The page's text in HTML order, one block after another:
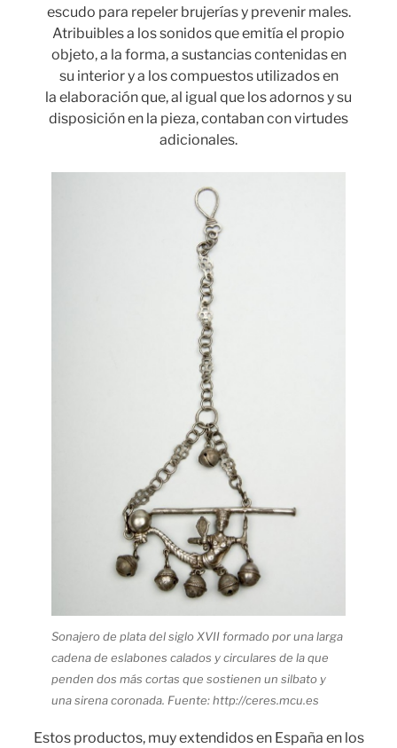
escudo para repeler brujerías y prevenir males.
Atribuibles a los sonidos que emitía el propio
objeto, a la forma, a sustancias contenidas en
su interior y a los compuestos utilizados en
la elaboración que, al igual que los adornos y su
disposición en la pieza, contaban con virtudes
adicionales.
Sonajero de plata del siglo XVII formado por una larga
cadena de eslabones calados y circulares de la que
penden dos más cortas que sostienen un silbato y
una sirena coronada. Fuente: http://ceres.mcu.es
Estos productos, muy extendidos en España en los